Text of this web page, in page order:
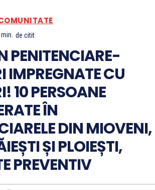
min. de citit
PENITENCIARE-
IMPREGNATE CU
10 PERSOANE
ÎN
DIN MIOVENI,
ȘI PLOIEȘTI,
PREVENTIV